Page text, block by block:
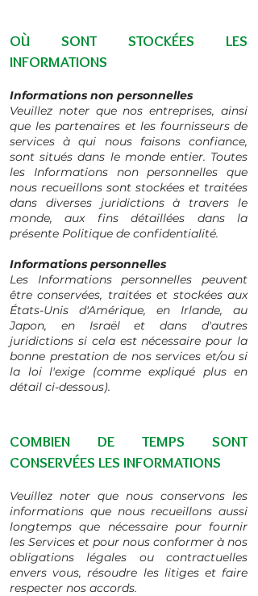
OÙ SONT STOCKÉES LES
INFORMATIONS
Informations non personnelles
Veuillez noter que nos entreprises, ainsi
que les partenaires et les fournisseurs de
services à qui nous faisons confiance,
sont situés dans le monde entier. Toutes
les Informations non personnelles que
nous recueillons sont stockées et traitées
dans diverses juridictions à travers le
monde, aux fins détaillées dans la
présente Politique de confidentialité.
Informations personnelles
Les Informations personnelles peuvent
être conservées, traitées et stockées aux
États-Unis d'Amérique, en Irlande, au
Japon, en Israël et dans d'autres
juridictions si cela est nécessaire pour la
bonne prestation de nos services et/ou si
la loi l'exige (comme expliqué plus en
détail ci-dessous).
COMBIEN DE TEMPS SONT
CONSERVÉES LES INFORMATIONS
Veuillez noter que nous conservons les
informations que nous recueillons aussi
longtemps que nécessaire pour fournir
les Services et pour nous conformer à nos
obligations légales ou contractuelles
envers vous, résoudre les litiges et faire
respecter nos accords.